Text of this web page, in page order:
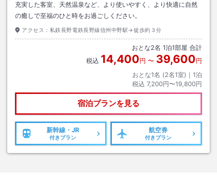
充実した客室、天然温泉など、より使いやすく、より快適に自然
の癒しで至福のひと時をお過ごしください。
アクセス： 私鉄長野電鉄長野線信州中野駅→徒歩約３分
おとな2名 1泊1部屋 合計
税込 14,400円 〜 39,600円
おとな1名 (2名1室)｜ 1泊
税込 7,200円〜19,800円
宿泊プランを見る
新幹線・JR
付きプラン
航空券
付きプラン